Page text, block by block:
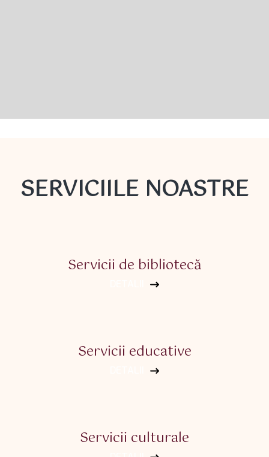
SERVICIILE NOASTRE
Servicii de bibliotecă
Servicii educative
Servicii culturale